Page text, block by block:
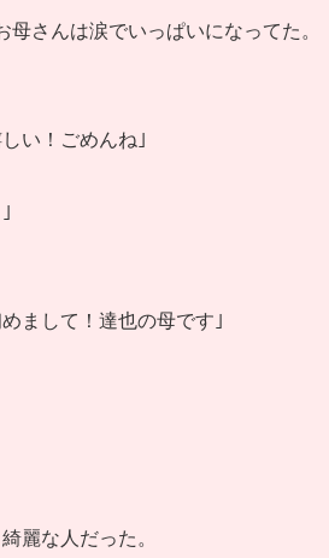
さんは涙でいっぱいになってた。
い！ごめんね｣
まして！達也の母です｣
麗な人だった。